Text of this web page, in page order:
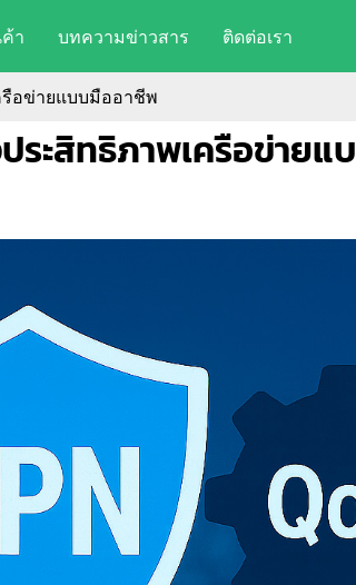
า บทความข่าวสาร ติดต่อเรา
รือข่ายแบบมืออาชีพ
ประสิทธิภาพเครือข่าย